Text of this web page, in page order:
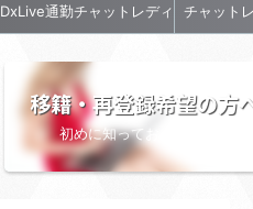
DxLive通勤チャットレディ チャット
移籍・再登録希望の方
初めに知っておきたい情報